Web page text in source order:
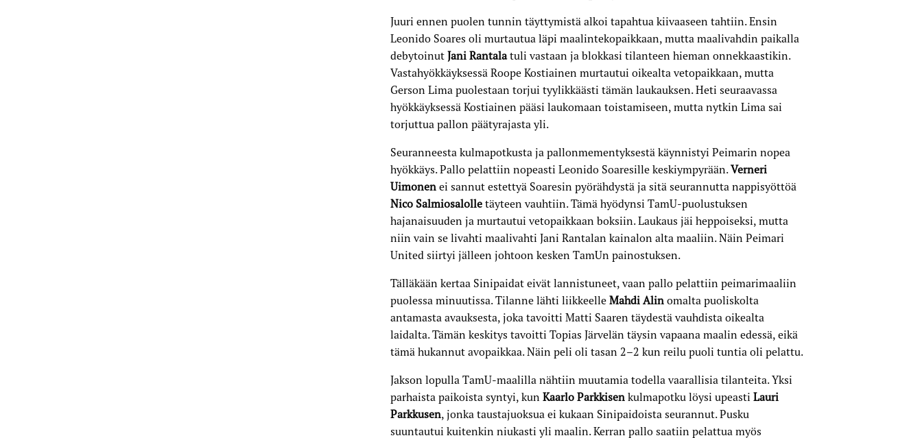
Juuri ennen puolen tunnin täyttymistä alkoi tapahtua kiivaaseen tahtiin. Ensin
Leonido Soares oli murtautua läpi maalintekopaikkaan, mutta maalivahdin paikalla
debytoinutJani Rantalatuli vastaan ja blokkasi tilanteen hieman onnekkaastikin.
Vastahyökkäyksessä Roope Kostiainen murtautui oikealta vetopaikkaan, mutta
Gerson Lima puolestaan torjui tyylikkäästi tämän laukauksen. Heti seuraavassa
hyökkäyksessä Kostiainen pääsi laukomaan toistamiseen, mutta nytkin Lima sai
torjuttua pallon päätyrajasta yli.
Seuranneesta kulmapotkusta ja pallonmementyksestä käynnistyi Peimarin nopea
hyökkäys. Pallo pelattiin nopeasti Leonido Soaresille keskiympyrään.Verneri
Uimonen ei sannut estettyä Soaresin pyörähdystä ja sitä seurannutta nappisyöttöä
Nico Salmiosalolle täyteen vauhtiin. Tämä hyödynsi TamU-puolustuksen
hajanaisuuden ja murtautui vetopaikkaan boksiin. Laukaus jäi heppoiseksi, mutta
niin vain se livahti maalivahti Jani Rantalan kainalon alta maaliin. Näin Peimari
United siirtyi jälleen johtoon kesken TamUn painostuksen.
Tälläkään kertaa Sinipaidat eivät lannistuneet, vaan pallo pelattiin peimarimaaliin
puolessa minuutissa. Tilanne lähti liikkeelleMahdi Alin omalta puoliskolta
antamasta avauksesta, joka tavoitti Matti Saaren täydestä vauhdista oikealta
laidalta. Tämän keskitys tavoitti Topias Järvelän täysin vapaana maalin edessä, eikä
tämä hukannut avopaikkaa. Näin peli oli tasan 2–2 kun reilu puoli tuntia oli pelattu.
Jakson lopulla TamU-maalilla nähtiin muutamia todella vaarallisia tilanteita. Yksi
parhaista paikoista syntyi, kunKaarlo Parkkisen kulmapotku löysi upeastiLauri
Parkkusen, jonka taustajuoksua ei kukaan Sinipaidoista seurannut. Pusku
suuntautui kuitenkin niukasti yli maalin. Kerran pallo saatiin pelattua myös